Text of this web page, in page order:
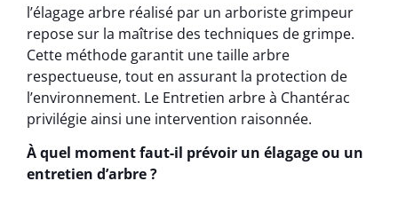
l’élagage arbre réalisé par un arboriste grimpeur
repose sur la maîtrise des techniques de grimpe.
Cette méthode garantit une taille arbre
respectueuse, tout en assurant la protection de
l’environnement. Le Entretien arbre à Chantérac
privilégie ainsi une intervention raisonnée.
À quel moment faut-il prévoir un élagage ou un
entretien d’arbre ?